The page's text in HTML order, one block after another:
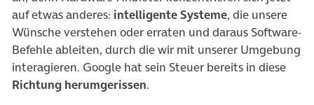
auf etwas anderes: intelligente Systeme, die unsere
Wünsche verstehen oder erraten und daraus Software-
Befehle ableiten, durch die wir mit unserer Umgebung
interagieren. Google hat sein Steuer bereits in diese
Richtung herumgerissen.